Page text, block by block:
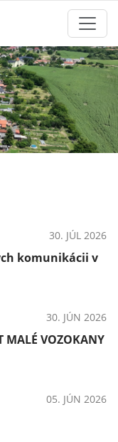
30. JÚL 2026
komunikácii v
30. JÚN 2026
MALÉ VOZOKANY
05. JÚN 2026